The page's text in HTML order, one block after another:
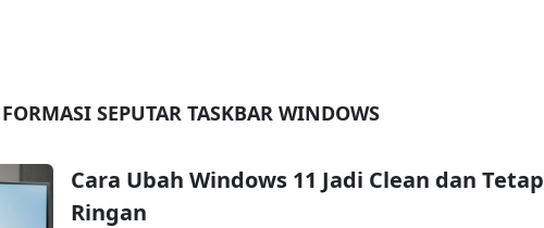
SEPUTAR TASKBAR WINDOWS
Cara Ubah Windows 11 Jadi Clean dan Tetap
Ringan